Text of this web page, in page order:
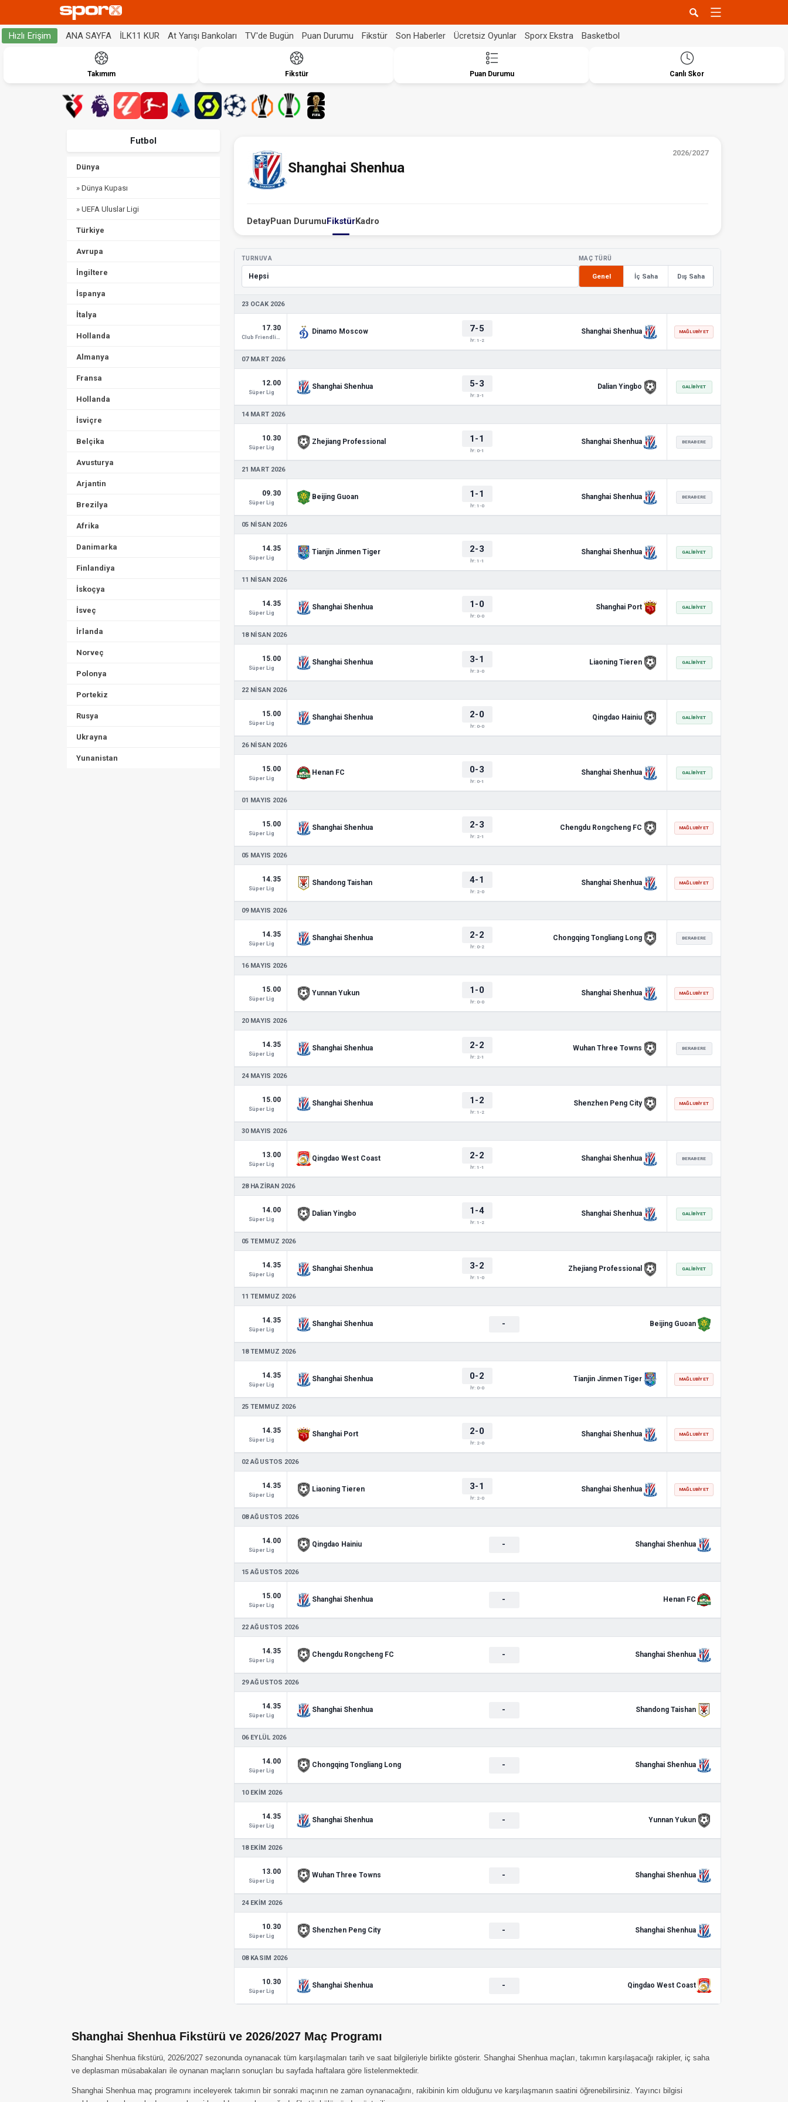
Hızlı Erişim ANA SAYFA İLK11 KUR At Yarışı Bankoları TV'de Bugün Puan Durumu Fikstür Son Haberler Ücretsiz Oyunlar Sporx Ekstra Basketbol
Takımım Fikstür Puan Durumu Canlı Skor
Futbol
Dünya
» Dünya Kupası
» UEFA Uluslar Ligi
Türkiye
Avrupa
İngiltere
İspanya
İtalya
Hollanda
Almanya
Fransa
Hollanda
İsviçre
Belçika
Avusturya
Arjantin
Brezilya
Afrika
Danimarka
Finlandiya
İskoçya
İsveç
İrlanda
Norveç
Polonya
Portekiz
Rusya
Ukrayna
Yunanistan
2026/2027
Shanghai Shenhua
DetayPuan DurumuFikstürKadro
TURNUVA MAÇ TÜRÜ
Genel İç Saha Dış Saha
23 OCAK 2026
17.30 Dinamo Moscow 7-5
İY: 1-2
Shanghai Shenhua MAĞLUBIYET
07 MART 2026
12.00
Süper Lig
Shanghai Shenhua 5-3
İY: 3-1
Dalian Yingbo GALIBIYET
14 MART 2026
10.30
Süper Lig
Zhejiang Professional 1-1
İY: 0-1
Shanghai Shenhua BERABERE
21 MART 2026
09.30
Süper Lig
Beijing Guoan 1-1
İY: 1-0
Shanghai Shenhua BERABERE
05 NISAN 2026
14.35
Süper Lig
Tianjin Jinmen Tiger 2-3
İY: 1-1
Shanghai Shenhua GALIBIYET
11 NISAN 2026
14.35
Süper Lig
Shanghai Shenhua 1-0
İY: 0-0
Shanghai Port GALIBIYET
18 NISAN 2026
15.00
Süper Lig
Shanghai Shenhua 3-1
İY: 3-0
Liaoning Tieren GALIBIYET
22 NISAN 2026
15.00
Süper Lig
Shanghai Shenhua 2-0
İY: 0-0
Qingdao Hainiu GALIBIYET
26 NISAN 2026
15.00
Süper Lig
Henan FC 0-3
İY: 0-1
Shanghai Shenhua GALIBIYET
01 MAYIS 2026
15.00
Süper Lig
Shanghai Shenhua 2-3
İY: 2-1
Chengdu Rongcheng FC MAĞLUBIYET
05 MAYIS 2026
14.35
Süper Lig
Shandong Taishan 4-1
İY: 2-0
Shanghai Shenhua MAĞLUBIYET
09 MAYIS 2026
14.35
Süper Lig
Shanghai Shenhua 2-2
İY: 0-2
Chongqing Tongliang Long BERABERE
16 MAYIS 2026
15.00
Süper Lig
Yunnan Yukun 1-0
İY: 0-0
Shanghai Shenhua MAĞLUBIYET
20 MAYIS 2026
14.35
Süper Lig
Shanghai Shenhua 2-2
İY: 2-1
Wuhan Three Towns BERABERE
24 MAYIS 2026
15.00
Süper Lig
Shanghai Shenhua 1-2
İY: 1-2
Shenzhen Peng City MAĞLUBIYET
30 MAYIS 2026
13.00
Süper Lig
Qingdao West Coast 2-2
İY: 1-1
Shanghai Shenhua BERABERE
28 HAZIRAN 2026
14.00
Süper Lig
Dalian Yingbo 1-4
İY: 1-2
Shanghai Shenhua GALIBIYET
05 TEMMUZ 2026
14.35
Süper Lig
Shanghai Shenhua 3-2
İY: 1-0
Zhejiang Professional GALIBIYET
11 TEMMUZ 2026
14.35
Süper Lig
Shanghai Shenhua - Beijing Guoan
18 TEMMUZ 2026
14.35
Süper Lig
Shanghai Shenhua 0-2
İY: 0-0
Tianjin Jinmen Tiger MAĞLUBIYET
25 TEMMUZ 2026
14.35
Süper Lig
Shanghai Port 2-0
İY: 2-0
Shanghai Shenhua MAĞLUBIYET
02 AĞUSTOS 2026
14.35
Süper Lig
Liaoning Tieren 3-1
İY: 2-0
Shanghai Shenhua MAĞLUBIYET
08 AĞUSTOS 2026
14.00
Süper Lig
Qingdao Hainiu - Shanghai Shenhua
15 AĞUSTOS 2026
15.00
Süper Lig
Shanghai Shenhua - Henan FC
22 AĞUSTOS 2026
14.35
Süper Lig
Chengdu Rongcheng FC - Shanghai Shenhua
29 AĞUSTOS 2026
14.35
Süper Lig
Shanghai Shenhua - Shandong Taishan
06 EYLÜL 2026
14.00
Süper Lig
Chongqing Tongliang Long - Shanghai Shenhua
10 EKIM 2026
14.35
Süper Lig
Shanghai Shenhua - Yunnan Yukun
18 EKIM 2026
13.00
Süper Lig
Wuhan Three Towns - Shanghai Shenhua
24 EKIM 2026
10.30
Süper Lig
Shenzhen Peng City - Shanghai Shenhua
08 KASIM 2026
10.30
Süper Lig
Shanghai Shenhua - Qingdao West Coast
Shanghai Shenhua Fikstürü ve 2026/2027 Maç Programı
Shanghai Shenhua fikstürü, 2026/2027 sezonunda oynanacak tüm karşılaşmaları tarih ve saat bilgileriyle birlikte gösterir. Shanghai Shenhua maçları, takımın karşılaşacağı rakipler, iç saha
ve deplasman müsabakaları ile oynanan maçların sonuçları bu sayfada haftalara göre listelenmektedir.
Shanghai Shenhua maç programını inceleyerek takımın bir sonraki maçının ne zaman oynanacağını, rakibinin kim olduğunu ve karşılaşmanın saatini öğrenebilirsiniz. Yayıncı bilgisi